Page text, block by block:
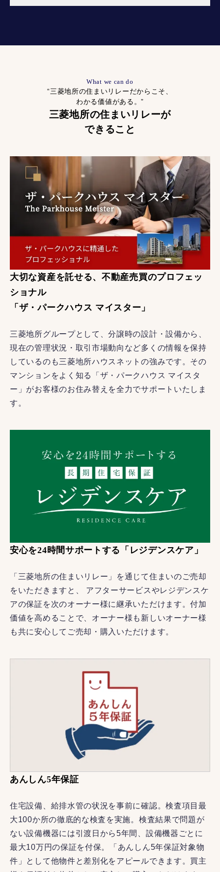
What we can do
“三菱地所の住まいリレーだからこそ、
わかる価値がある。”
三菱地所の住まいリレーが
できること
大切な資産を託せる、不動産売買のプロフェッ
ショナル
「ザ・パークハウス マイスター」
三菱地所グループとして、分譲時の設計・設備から、
現在の管理状況・取引市場動向など多くの情報を保持
しているのも三菱地所ハウスネットの強みです。その
マンションをよく知る「ザ・パークハウス マイスタ
ー」がお客様のお住み替えを全力でサポートいたしま
す。
安心を24時間サポートする「レジデンスケア」
「三菱地所の住まいリレー」を通じて住まいのご売却
をいただきますと、 アフターサービスやレジデンスケ
アの保証を次のオーナー様に継承いただけます。付加
価値を高めることで、オーナー様も新しいオーナー様
も共に安心してご売却・購入いただけます。
あんしん5年保証
住宅設備、給排水管の状況を事前に確認。検査項目最
大100か所の徹底的な検査を実施。検査結果で問題が
ない設備機器には引渡日から5年間、設備機器ごとに
最大10万円の保証を付保。「あんしん5年保証対象物
件」として他物件と差別化をアピールできます。買主